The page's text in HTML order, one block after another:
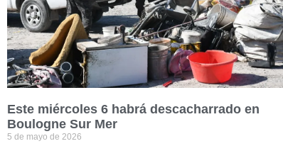
Este miércoles 6 habrá descacharrado en
Boulogne Sur Mer
5 de mayo de 2026